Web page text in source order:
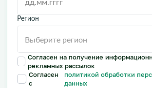
Регион
Согласен на получение
рекламных рассылок
Согласен
с
политикой обработки
данных